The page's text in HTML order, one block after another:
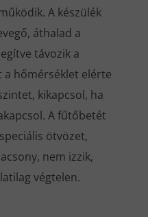
A készülék
áthalad a
távozik a
a hőmérséklet elérte
kikapcsol, ha
A fűtőbetét
ötvözet,
nem izzik,
végtelen.